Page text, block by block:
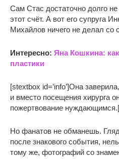
Сам Стас достаточно долго
этот счёт. А вот его супруга
Михайлов ничего не делал со
Интересно: Яна Кошкина:
пластики
[stextbox id=’info’]Она
и вместо посещения хирурга
пожертвование
Но фанатов не обманешь.
после знакового события,
тому же, фотографий со